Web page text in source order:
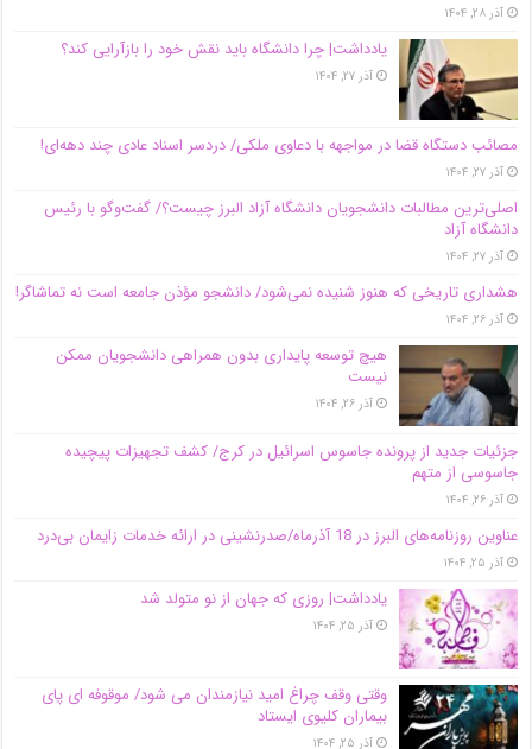
آذر ۲۸, ۱۴۰۴
یادداشت| چرا دانشگاه باید نقش خود را بازآرایی کند؟
آذر ۲۷, ۱۴۰۴
مصائب دستگاه قضا در مواجهه با دعاوی ملکی/ دردسر اسناد عادی چند‌ دهه‌ای!
آذر ۲۷, ۱۴۰۴
اصلی‌ترین مطالبات دانشجویان دانشگاه آزاد البرز چیست؟/ گفت‌وگو با رئیس
دانشگاه آز‌اد
آذر ۲۷, ۱۴۰۴
هشداری تاریخی که هنوز شنیده نمی‌شود/ دانشجو مؤذن جامعه است نه تماشاگر!
آذر ۲۶, ۱۴۰۴
هیچ توسعه پایداری بدون همراهی دانشجویان ممکن
نیست
آذر ۲۶, ۱۴۰۴
جزئیات جدید از پرونده جاسوس اسرائیل در کرج/‌ کشف تجهیزات پیچیده
جاسوسی از متهم
آذر ۲۶, ۱۴۰۴
عناوین روزنامه‌های البرز در ‌18 آذرماه/صدرنشینی در ارائه خدمات زایمان بی‌درد
آذر ۲۵, ۱۴۰۴
یادداشت| روزی که جهان از نو متولد شد
آذر ۲۵, ۱۴۰۴
وقتی وقف چراغ امید نیازمندان می شود/ موقوفه ای پای
بیماران کلیوی ایستاد
آذر ۲۵, ۱۴۰۴